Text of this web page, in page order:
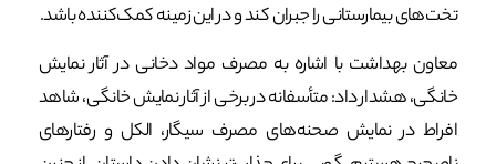
تخت‌های بیمارستانی را جبران کند و در این زمینه کمک‌کننده باشد.
معاون بهداشت با اشاره به مصرف مواد دخانی در آثار نمایش
خانگی، هشدار داد: متأسفانه در برخی از آثار نمایش خانگی، شاهد
افراط در نمایش صحنه‌های مصرف سیگار، الکل و رفتارهای